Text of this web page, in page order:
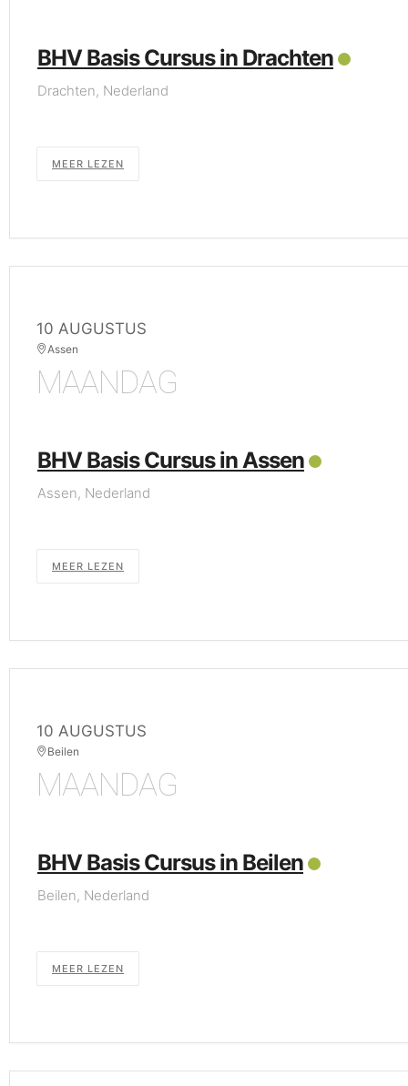
BHV Basis Cursus in Drachten
Drachten, Nederland
MEER LEZEN
10 AUGUSTUS
Assen
MAANDAG
BHV Basis Cursus in Assen
Assen, Nederland
MEER LEZEN
10 AUGUSTUS
Beilen
MAANDAG
BHV Basis Cursus in Beilen
Beilen, Nederland
MEER LEZEN